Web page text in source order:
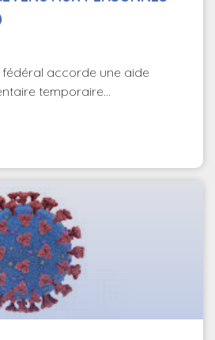
fédéral accorde une aide
temporaire...